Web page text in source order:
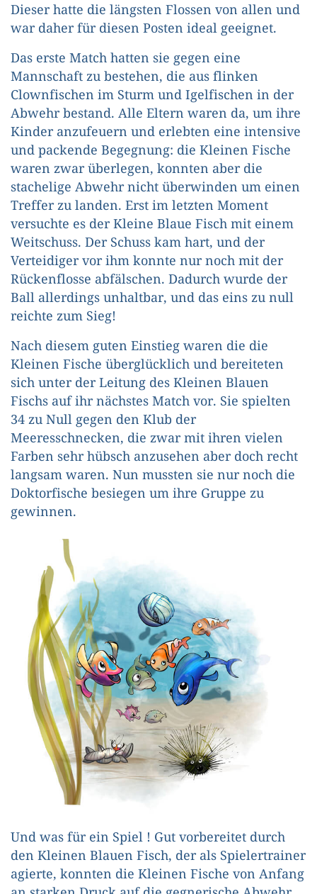
Dieser hatte die längsten Flossen von allen und
war daher für diesen Posten ideal geeignet.
Das erste Match hatten sie gegen eine
Mannschaft zu bestehen, die aus flinken
Clownfischen im Sturm und Igelfischen in der
Abwehr bestand. Alle Eltern waren da, um ihre
Kinder anzufeuern und erlebten eine intensive
und packende Begegnung: die Kleinen Fische
waren zwar überlegen, konnten aber die
stachelige Abwehr nicht überwinden um einen
Treffer zu landen. Erst im letzten Moment
versuchte es der Kleine Blaue Fisch mit einem
Weitschuss. Der Schuss kam hart, und der
Verteidiger vor ihm konnte nur noch mit der
Rückenflosse abfälschen. Dadurch wurde der
Ball allerdings unhaltbar, und das eins zu null
reichte zum Sieg!
Nach diesem guten Einstieg waren die die
Kleinen Fische überglücklich und bereiteten
sich unter der Leitung des Kleinen Blauen
Fischs auf ihr nächstes Match vor. Sie spielten
34 zu Null gegen den Klub der
Meeresschnecken, die zwar mit ihren vielen
Farben sehr hübsch anzusehen aber doch recht
langsam waren. Nun mussten sie nur noch die
Doktorfische besiegen um ihre Gruppe zu
gewinnen.
Und was für ein Spiel ! Gut vorbereitet durch
den Kleinen Blauen Fisch, der als Spielertrainer
agierte, konnten die Kleinen Fische von Anfang